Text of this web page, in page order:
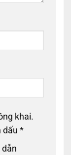
khai.
dấu *